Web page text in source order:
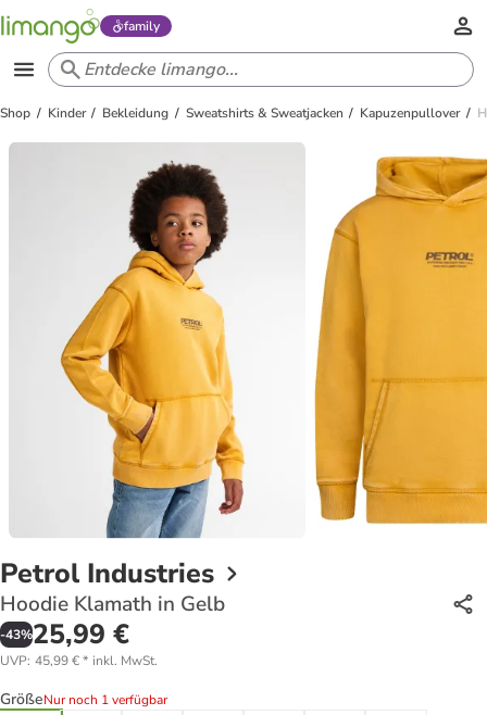
family
Shop Kinder Bekleidung Sweatshirts & Sweatjacken Kapuzenpullover
Petrol Industries
Hoodie Klamath in Gelb
-43%25,99 €
UVP: 45,99 €* inkl. MwSt.
GrößeNur noch 1 verfügbar